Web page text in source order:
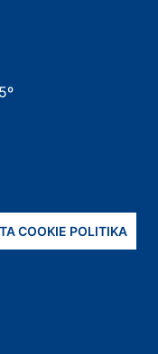
COOKIE POLITIKA